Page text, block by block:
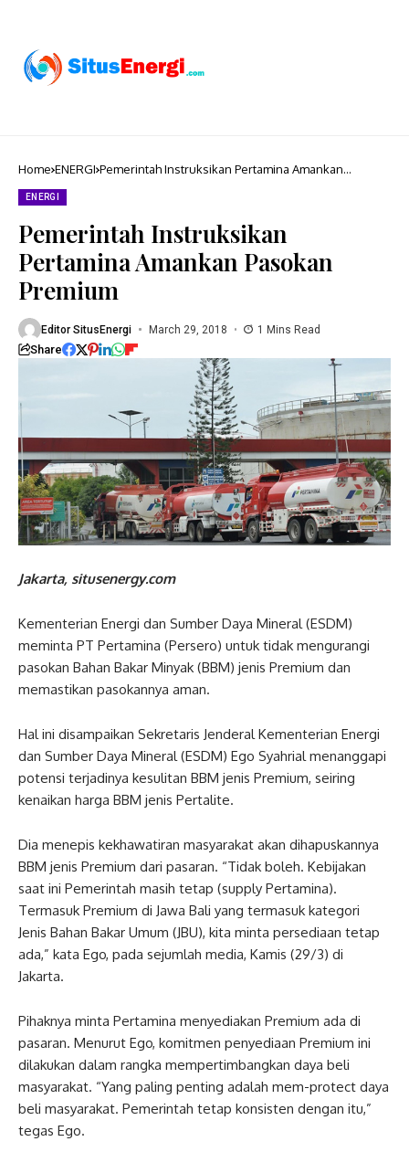
Home ENERGI Pemerintah Instruksikan Pertamina Amankan
ENERGI
Pemerintah Instruksikan
Pertamina Amankan Pasokan
Premium
Editor SitusEnergi March 29, 2018 1 Mins Read
Share
Jakarta, situsenergy.com
Kementerian Energi dan Sumber Daya Mineral (ESDM)
meminta PT Pertamina (Persero) untuk tidak mengurangi
pasokan Bahan Bakar Minyak (BBM) jenis Premium dan
memastikan pasokannya aman.
Hal ini disampaikan Sekretaris Jenderal Kementerian Energi
dan Sumber Daya Mineral (ESDM) Ego Syahrial menanggapi
potensi terjadinya kesulitan BBM jenis Premium, seiring
kenaikan harga BBM jenis Pertalite.
Dia menepis kekhawatiran masyarakat akan dihapuskannya
BBM jenis Premium dari pasaran. “Tidak boleh. Kebijakan
saat ini Pemerintah masih tetap (supply Pertamina).
Termasuk Premium di Jawa Bali yang termasuk kategori
Jenis Bahan Bakar Umum (JBU), kita minta persediaan tetap
ada,” kata Ego, pada sejumlah media, Kamis (29/3) di
Jakarta.
Pihaknya minta Pertamina menyediakan Premium ada di
pasaran. Menurut Ego, komitmen penyediaan Premium ini
dilakukan dalam rangka mempertimbangkan daya beli
masyarakat. “Yang paling penting adalah mem-protect daya
beli masyarakat. Pemerintah tetap konsisten dengan itu,”
tegas Ego.